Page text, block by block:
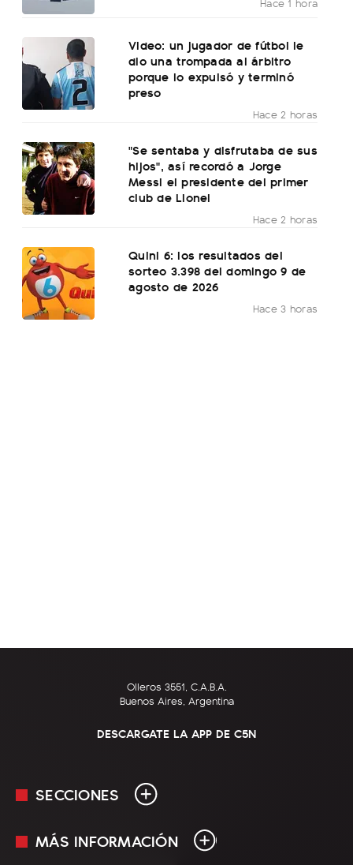
Video: un jugador de fútbol le
dio una trompada al árbitro
porque lo expulsó y terminó
preso
Hace 2 horas
"Se sentaba y disfrutaba de sus
hijos", así recordó a Jorge
Messi el presidente del primer
club de Lionel
Hace 2 horas
Quini 6: los resultados del
sorteo 3.398 del domingo 9 de
agosto de 2026
Hace 3 horas
Olleros 3551, C.A.B.A.
Buenos Aires, Argentina
DESCARGATE LA APP DE C5N
SECCIONES
En Vivo
MÁS INFORMACIÓN